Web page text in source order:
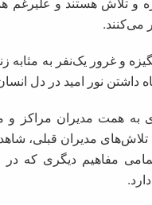
می‌کنند.
و غرور یک‌نفر به
داشتن نور امید در دل
به همت مدیران
تلاش‌های مدیران قبلی،
مفاهیم دیگری که